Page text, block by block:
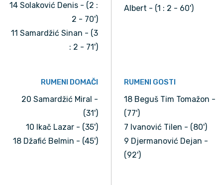
14 Solaković Denis - (2 :
2 - 70')
11 Samardžić Sinan - (3
: 2 - 71')
Albert - (1 : 2 - 60')
RUMENI DOMAČI
20 Samardžić Miral -
(31')
10 Ikač Lazar - (35')
18 Džafić Belmin - (45')
RUMENI GOSTI
18 Beguš Tim Tomažon -
(77')
7 Ivanović Tilen - (80')
9 Djermanović Dejan -
(92')